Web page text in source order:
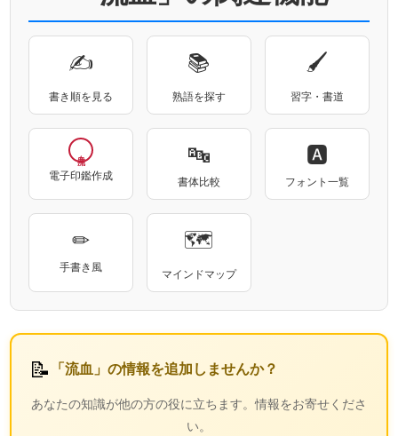
✍
書き順を見る
📚
熟語を探す
🖌
習字・書道
電子印鑑作成
🔤
書体比較
🅰
フォント一覧
✏
手書き風
🗺
マインドマップ
📝 「流血」の情報を追加しませんか？
あなたの知識が他の方の役に立ちます。情報をお寄せくださ
い。